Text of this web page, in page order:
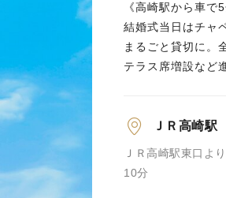
《高崎駅から車で
結婚式当日はチャ
まるごと貸切に。
テラス席増設など
ＪＲ高崎駅
ＪＲ高崎駅東口よ
10分